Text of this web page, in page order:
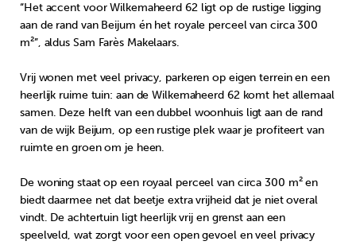
“Het accent voor Wilkemaheerd 62 ligt op de rustige ligging
aan de rand van Beijum én het royale perceel van circa 300
m²”, aldus Sam Farès Makelaars.
Vrij wonen met veel privacy, parkeren op eigen terrein en een
heerlijk ruime tuin: aan de Wilkemaheerd 62 komt het allemaal
samen. Deze helft van een dubbel woonhuis ligt aan de rand
van de wijk Beijum, op een rustige plek waar je profiteert van
ruimte en groen om je heen.
De woning staat op een royaal perceel van circa 300 m² en
biedt daarmee net dat beetje extra vrijheid dat je niet overal
vindt. De achtertuin ligt heerlijk vrij en grenst aan een
speelveld, wat zorgt voor een open gevoel en veel privacy